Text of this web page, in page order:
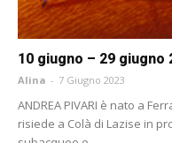
10 giugno – 29
Alina - 7 Giugno 2023
ANDREA PIVARI è nato a
risiede a Colà di Lazise in